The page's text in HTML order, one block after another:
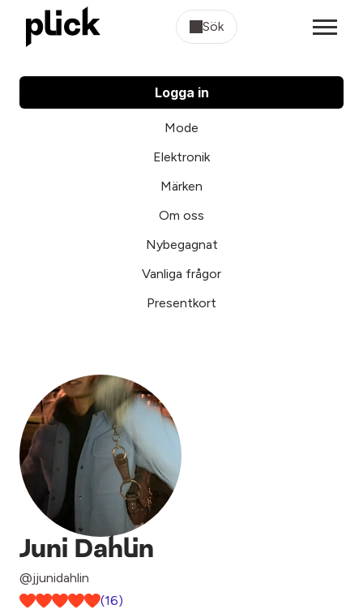
Sök
Logga in
Mode
Elektronik
Märken
Om oss
Nybegagnat
Vanliga frågor
Presentkort
Juni Dahlin
@jjunidahlin
(16)